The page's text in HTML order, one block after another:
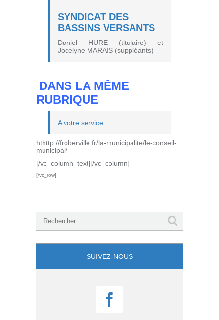
SYNDICAT DES
BASSINS VERSANTS
Daniel HURE (titulaire) et
Jocelyne MARAIS (suppléants)
DANS LA MÊME
RUBRIQUE
A votre service
hthttp://froberville.fr/la-municipalite/le-conseil-
municipal/
[/vc_column_text][/vc_column]
[/vc_row]
SUIVEZ-NOUS
